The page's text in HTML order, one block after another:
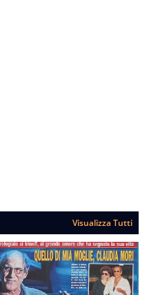
Visualizza Tutti